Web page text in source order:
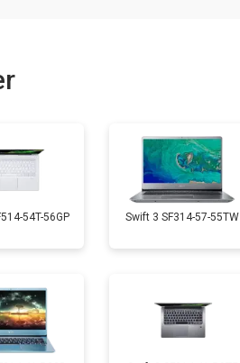
от 60 мин
54T-56GP Swift 3 SF314-57-55TW